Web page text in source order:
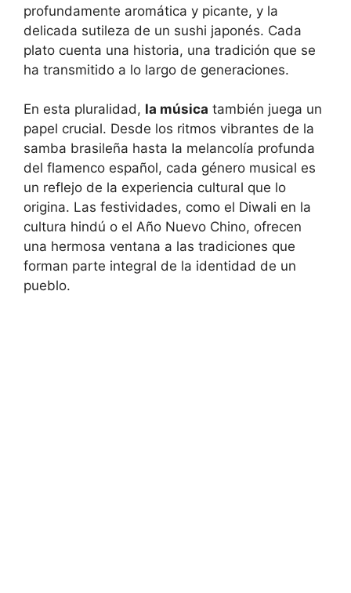
profundamente aromática y picante, y la
delicada sutileza de un sushi japonés. Cada
plato cuenta una historia, una tradición que se
ha transmitido a lo largo de generaciones.
En esta pluralidad, la música también juega un
papel crucial. Desde los ritmos vibrantes de la
samba brasileña hasta la melancolía profunda
del flamenco español, cada género musical es
un reflejo de la experiencia cultural que lo
origina. Las festividades, como el Diwali en la
cultura hindú o el Año Nuevo Chino, ofrecen
una hermosa ventana a las tradiciones que
forman parte integral de la identidad de un
pueblo.